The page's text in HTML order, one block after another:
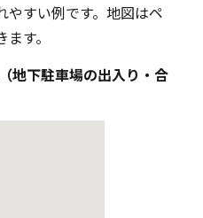
やすい例です。地図はペ
す。
地下駐車場の出入り・合